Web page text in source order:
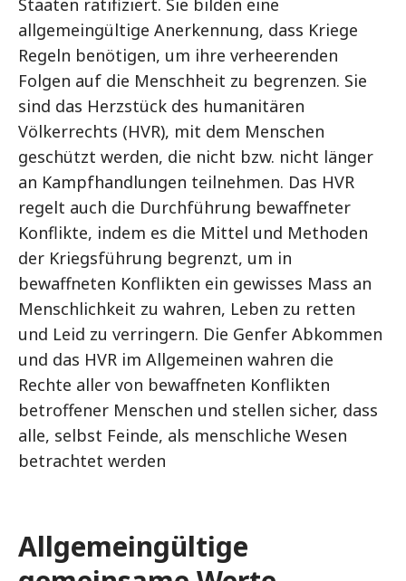
allgemeingültige Anerkennung, dass Kriege
Regeln benötigen, um ihre verheerenden
Folgen auf die Menschheit zu begrenzen. Sie
sind das Herzstück des humanitären
Völkerrechts (HVR), mit dem Menschen
geschützt werden, die nicht bzw. nicht länger
an Kampfhandlungen teilnehmen. Das HVR
regelt auch die Durchführung bewaffneter
Konflikte, indem es die Mittel und Methoden
der Kriegsführung begrenzt, um in
bewaffneten Konflikten ein gewisses Mass an
Menschlichkeit zu wahren, Leben zu retten
und Leid zu verringern. Die Genfer Abkommen
und das HVR im Allgemeinen wahren die
Rechte aller von bewaffneten Konflikten
betroffener Menschen und stellen sicher, dass
alle, selbst Feinde, als menschliche Wesen
betrachtet werden
Allgemeingültige